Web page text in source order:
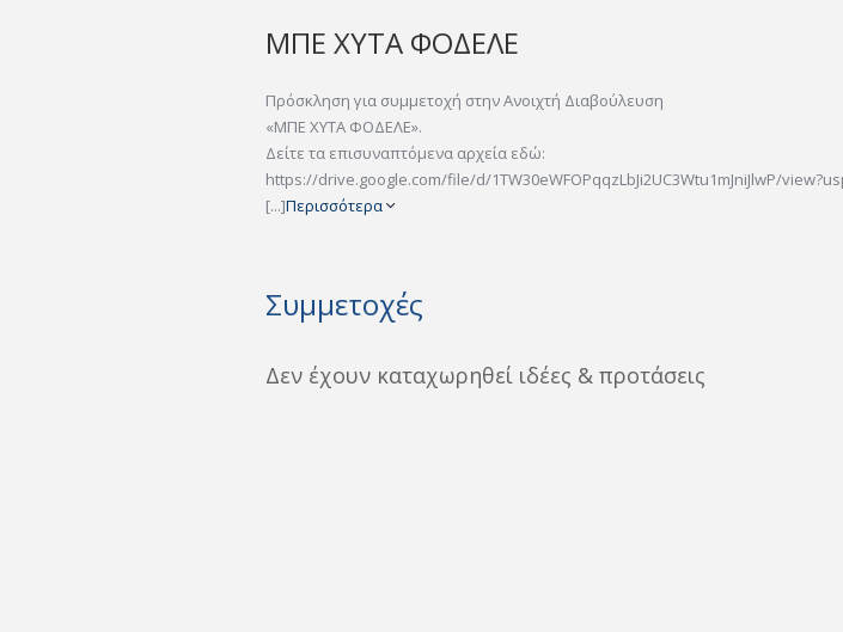
ΜΠΕ ΧΥΤΑ ΦΟΔΕΛΕ
Πρόσκληση για συμμετοχή στην Ανοιχτή Διαβούλευση
«ΜΠΕ ΧΥΤΑ ΦΟΔΕΛΕ».
Δείτε τα επισυναπτόμενα αρχεία εδώ:
https://drive.google.com/file/d/1TW30eWFOPqqzLbJi2UC3Wtu1mJniJlwP/
[...]Περισσότερα
Συμμετοχές
Δεν έχουν καταχωρηθεί ιδέες & προτάσεις